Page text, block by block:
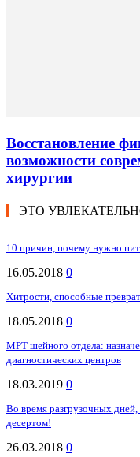
Восстановление
возможности
хирургии
ЭТО
10 причин, почему нужно
16.05.2018 0
Хитрости, способные
18.05.2018 0
МРТ шейного отдела:
диагностических центров
18.03.2019 0
Во время разгрузочных
десертом!
26.03.2018 0